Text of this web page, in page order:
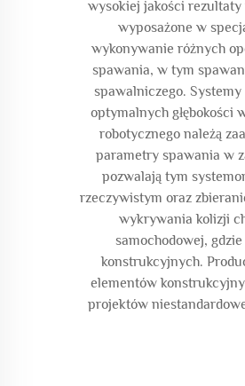
wysokiej jakości rezultaty
wyposażone w
wykonywanie różnych
spawania, w tym
spawalniczego.
optymalnych głębokości
robotycznego należą
parametry spawania w
pozwalają tym
rzeczywistym oraz
wykrywania kolizji
samochodowej,
konstrukcyjnych.
elementów
projektów